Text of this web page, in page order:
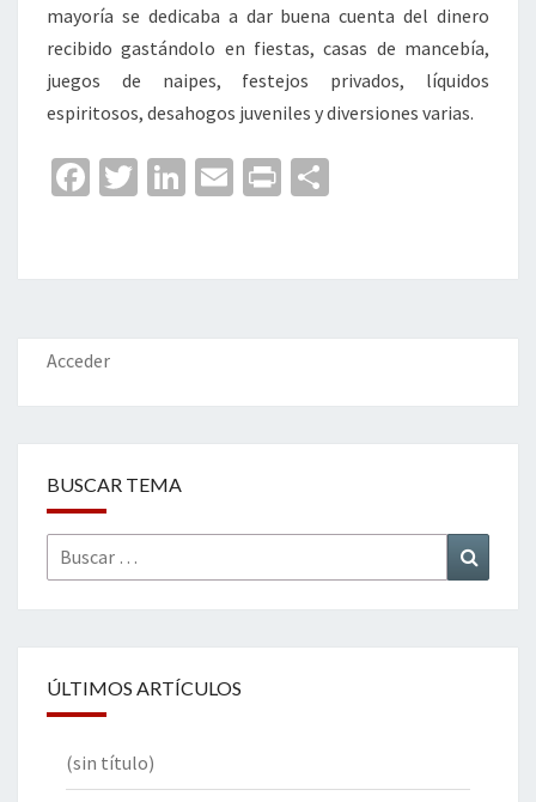
mayoría se dedicaba a dar buena cuenta del dinero
recibido gastándolo en fiestas, casas de mancebía,
juegos de naipes, festejos privados, líquidos
espiritosos, desahogos juveniles y diversiones varias.
Fa
o
o
k
T
er
Li
dI
n
E
l
Pr
p
ar
Acceder
BUSCAR TEMA
Buscar
por:
ÚLTIMOS ARTÍCULOS
(sin título)